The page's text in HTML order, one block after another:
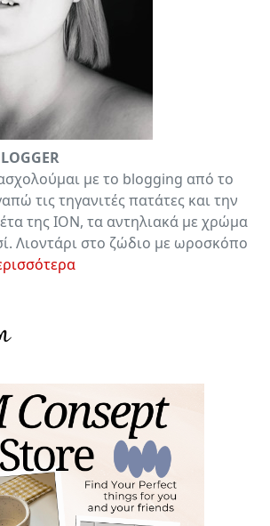
με το blogging από το
τις τηγανιτές πατάτες και την
της ΙΟΝ, τα αντηλιακά με χρώμα
Λιοντάρι στο ζώδιο με ωροσκόπο